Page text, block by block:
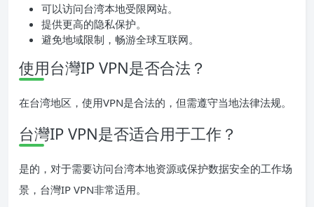
可以访问台湾本地受限网站。
提供更高的隐私保护。
避免地域限制，畅游全球互联网。
使用台灣IP VPN是否合法？
在台湾地区，使用VPN是合法的，但需遵守当地法律法规。
台灣IP VPN是否适合用于工作？
是的，对于需要访问台湾本地资源或保护数据安全的工作场
景，台灣IP VPN非常适用。